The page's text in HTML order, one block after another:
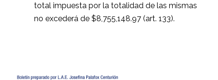
total impuesta por la totalidad de las mismas
no excederá de $8,755,148.97 (art. 133).